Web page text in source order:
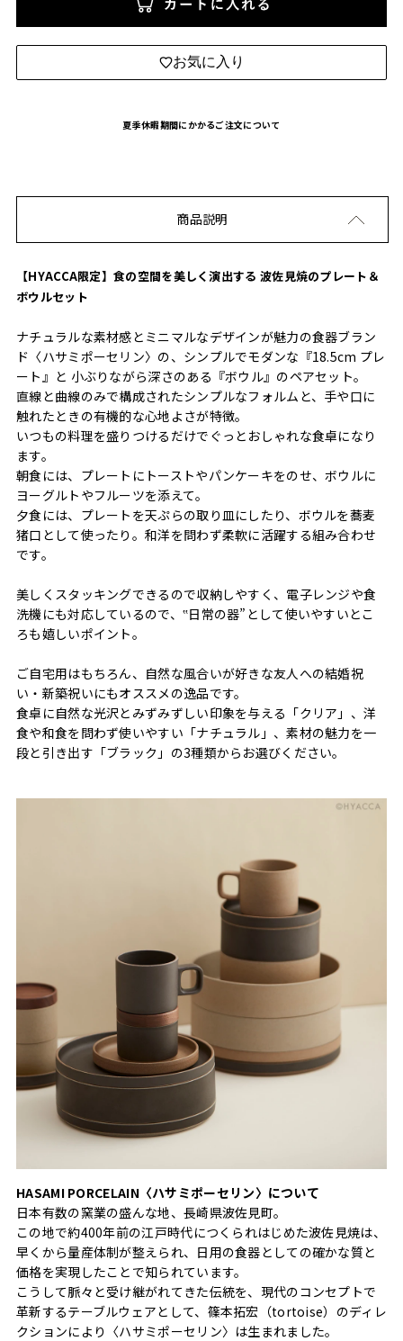
カートに入れる
お気に入り
夏季休暇期間にかかるご注文について
商品説明
【HYACCA限定】食の空間を美しく演出する 波佐見焼のプレート＆
ボウルセット
ナチュラルな素材感とミニマルなデザインが魅力の食器ブラン
ド〈ハサミポーセリン〉の、シンプルでモダンな『18.5cm プレ
ート』と 小ぶりながら深さのある『ボウル』のペアセット。
直線と曲線のみで構成されたシンプルなフォルムと、手や口に
触れたときの有機的な心地よさが特徴。
いつもの料理を盛りつけるだけでぐっとおしゃれな食卓になり
ます。
朝食には、プレートにトーストやパンケーキをのせ、ボウルに
ヨーグルトやフルーツを添えて。
夕食には、プレートを天ぷらの取り皿にしたり、ボウルを蕎麦
猪口として使ったり。和洋を問わず柔軟に活躍する組み合わせ
です。
美しくスタッキングできるので収納しやすく、電子レンジや食
洗機にも対応しているので、‟日常の器”として使いやすいとこ
ろも嬉しいポイント。
ご自宅用はもちろん、自然な風合いが好きな友人への結婚祝
い・新築祝いにもオススメの逸品です。
食卓に自然な光沢とみずみずしい印象を与える「クリア」、洋
食や和食を問わず使いやすい「ナチュラル」、素材の魅力を一
段と引き出す「ブラック」の3種類からお選びください。
HASAMI PORCELAIN〈ハサミポーセリン〉について
日本有数の窯業の盛んな地、長崎県波佐見町。
この地で約400年前の江戸時代につくられはじめた波佐見焼は、
早くから量産体制が整えられ、日用の食器としての確かな質と
価格を実現したことで知られています。
こうして脈々と受け継がれてきた伝統を、現代のコンセプトで
革新するテーブルウェアとして、篠本拓宏（tortoise）のディレ
クションにより〈ハサミポーセリン〉は生まれました。